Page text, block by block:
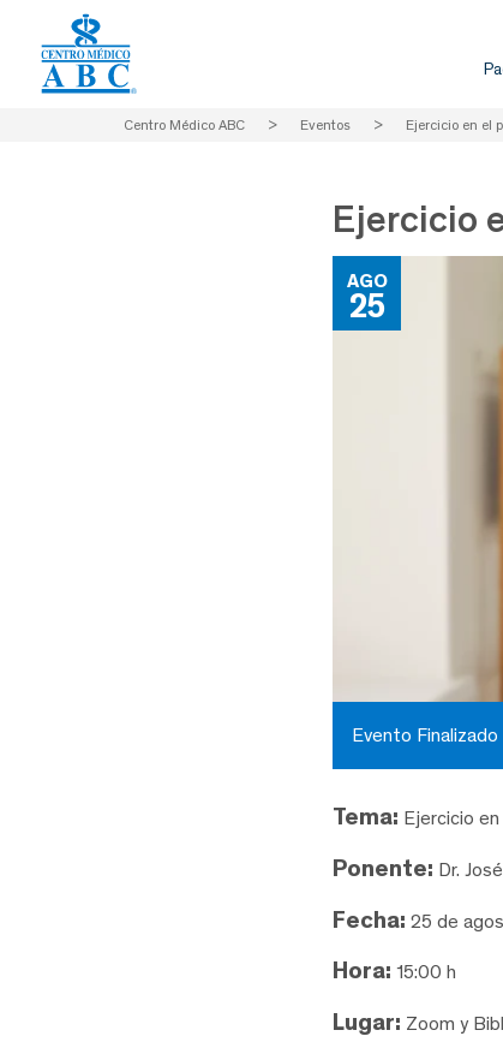
Centro Médico ABC > Eventos > Ejercicio en el
Ejercicio
AGO
25
Evento Finalizado
Tema: Ejercicio
Ponente: Dr.
Fecha: 25 de
Hora: 15:00 h
Lugar: Zoom y